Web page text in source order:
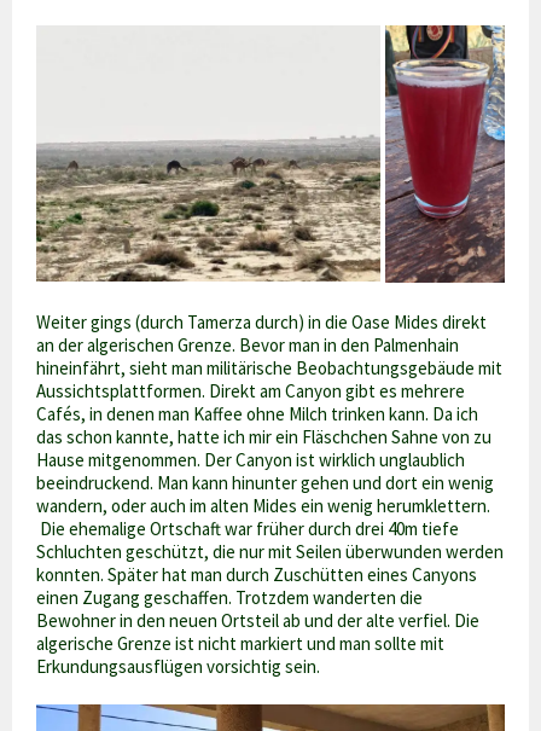
Weiter gings (durch Tamerza durch) in die Oase Mides direkt
an der algerischen Grenze. Bevor man in den Palmenhain
hineinfährt, sieht man militärische Beobachtungsgebäude mit
Aussichtsplattformen. Direkt am Canyon gibt es mehrere
Cafés, in denen man Kaffee ohne Milch trinken kann. Da ich
das schon kannte, hatte ich mir ein Fläschchen Sahne von zu
Hause mitgenommen. Der Canyon ist wirklich unglaublich
beeindruckend. Man kann hinunter gehen und dort ein wenig
wandern, oder auch im alten Mides ein wenig herumklettern.
Die ehemalige Ortschaft war früher durch drei 40m tiefe
Schluchten geschützt, die nur mit Seilen überwunden werden
konnten. Später hat man durch Zuschütten eines Canyons
einen Zugang geschaffen. Trotzdem wanderten die
Bewohner in den neuen Ortsteil ab und der alte verfiel. Die
algerische Grenze ist nicht markiert und man sollte mit
Erkundungsausflügen vorsichtig sein.